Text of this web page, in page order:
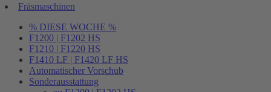
Fräsmaschinen
% DIESE WOCHE %
F1200 | F1202 HS
F1210 | F1220 HS
F1410 LF | F1420 LF HS
Automatischer Vorschub
Sonderausstattung